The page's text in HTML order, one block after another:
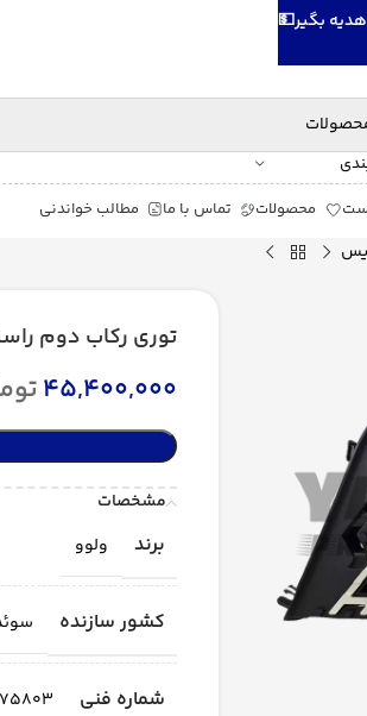
محصولات تماس با ما مطالب خواندنی
توری رکاب دوم راست اف اچ
45,400,000
مشخصات
برند ولوو
کشور سازنده
شماره فنی
هدیه بگیر💵